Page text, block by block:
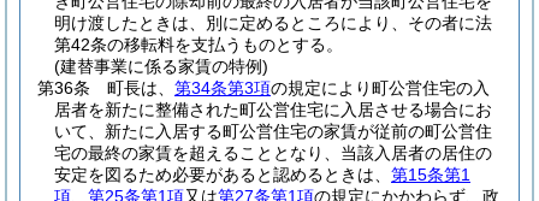
明け渡したときは、別に定めるところにより、その者に法
第42条の移転料を支払うものとする。
(建替事業に係る家賃の特例)
第36条
町長は、 第34条第3項の規定により町公営住宅の入
居者を新たに整備された町公営住宅に入居させる場合にお
いて、新たに入居する町公営住宅の家賃が従前の町公営住
宅の最終の家賃を超えることとなり、当該入居者の居住の
安定を図るため必要があると認めるときは、 第15条第1
項
第25条第1項又は第27条第1項の規定にかかわらず、政